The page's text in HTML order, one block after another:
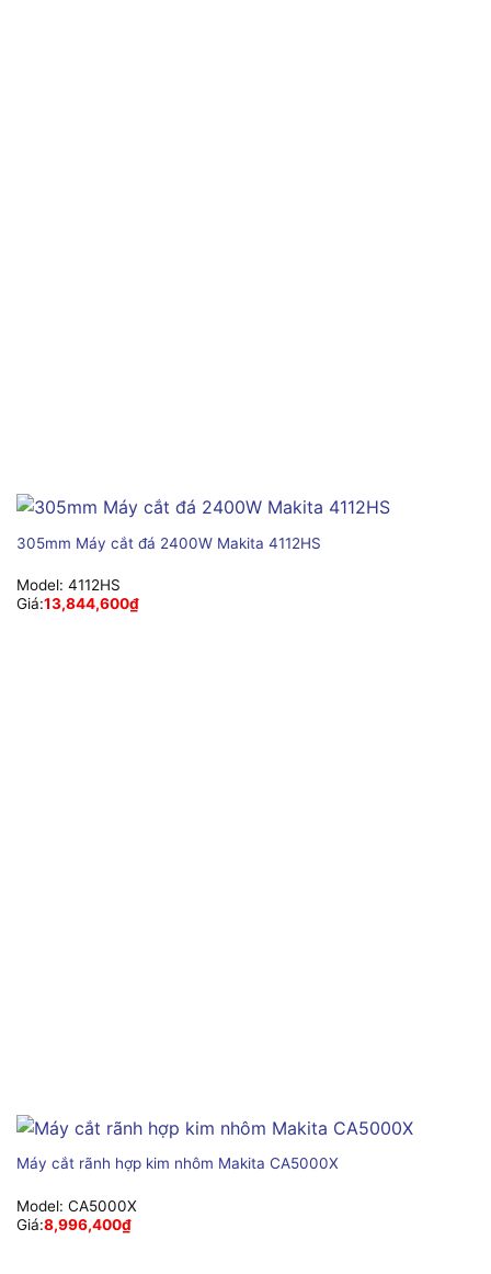
305mm Máy cắt đá 2400W Makita 4112HS
Model: 4112HS
Giá:13,844,600₫
Máy cắt rãnh hợp kim nhôm Makita CA5000X
Model: CA5000X
Giá:8,996,400₫